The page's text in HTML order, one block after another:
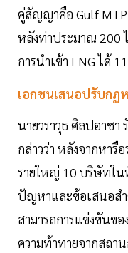
คู่สัญญาคือ Gulf
หลังท่าประมาณ 200
การนำเข้า LNG ได้
เอกชนเสนอปรับกฏ
นายวราวุธ ศิลปอาชา
กล่าวว่า หลังจากหารื
รายใหญ่ 10 บริษัทใ
ปัญหาและข้อเสนอส
สามารถการแข่งขันข
ความท้าทายจากสถา